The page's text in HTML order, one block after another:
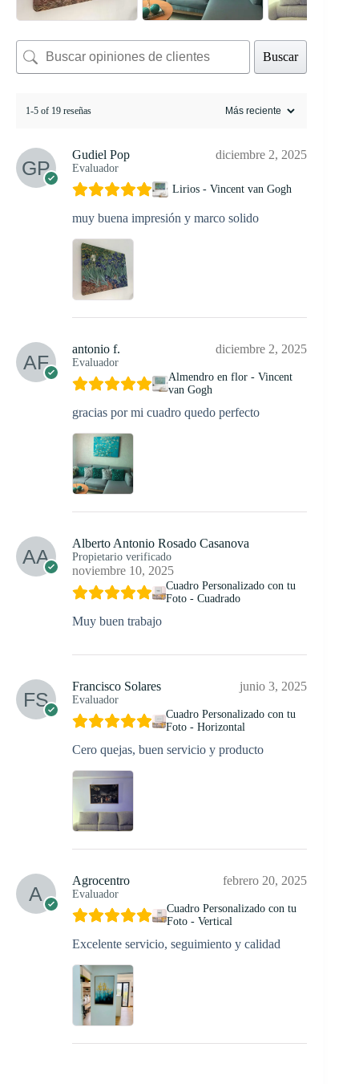
Buscar
1-5 of 19 reseñas
Gudiel Pop
Evaluador
diciembre 2, 2025
Lirios - Vincent van Gogh
muy buena impresión y marco solido
antonio f.
Evaluador
diciembre 2, 2025
Almendro en flor - Vincent
van Gogh
gracias por mi cuadro quedo perfecto
Alberto Antonio Rosado Casanova
Propietario verificado
noviembre 10, 2025
Cuadro Personalizado con tu
Foto - Cuadrado
Muy buen trabajo
Francisco Solares
Evaluador
junio 3, 2025
Cuadro Personalizado con tu
Foto - Horizontal
Cero quejas, buen servicio y producto
Agrocentro
Evaluador
febrero 20, 2025
Cuadro Personalizado con tu
Foto - Vertical
Excelente servicio, seguimiento y calidad